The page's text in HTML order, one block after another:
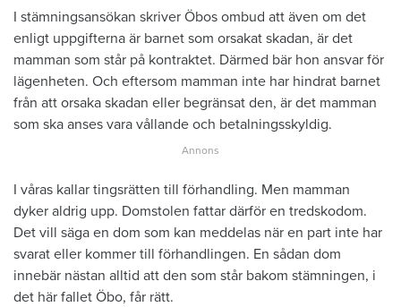
I stämningsansökan skriver Öbos ombud att även om det
enligt uppgifterna är barnet som orsakat skadan, är det
mamman som står på kontraktet. Därmed bär hon ansvar för
lägenheten. Och eftersom mamman inte har hindrat barnet
från att orsaka skadan eller begränsat den, är det mamman
som ska anses vara vållande och betalningsskyldig.
I våras kallar tingsrätten till förhandling. Men mamman
dyker aldrig upp. Domstolen fattar därför en tredskodom.
Det vill säga en dom som kan meddelas när en part inte har
svarat eller kommer till förhandlingen. En sådan dom
innebär nästan alltid att den som står bakom stämningen, i
det här fallet Öbo, får rätt.